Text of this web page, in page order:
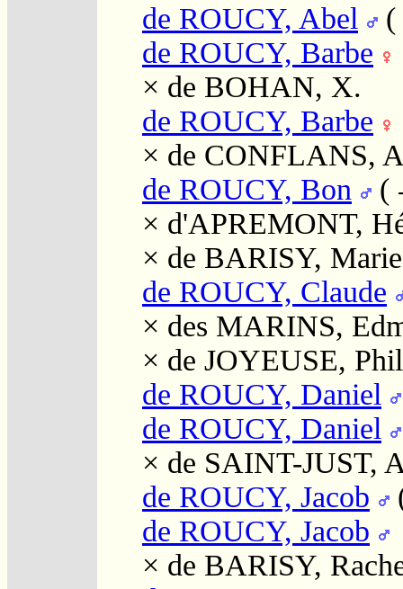
de ROUCY, Abel
(
de ROUCY, Barbe
× de BOHAN, X.
de ROUCY, Barbe
× de CONFLANS,
de ROUCY, Bon
(
× d'APREMONT,
× de BARISY, Marie
de ROUCY, Claude
× des MARINS,
× de JOYEUSE,
de ROUCY, Daniel
de ROUCY, Daniel
× de SAINT-JUST,
de ROUCY, Jacob
de ROUCY, Jacob
× de BARISY,